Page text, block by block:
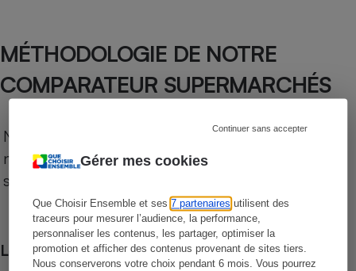
Gérer mes cookies
Que Choisir Ensemble et ses7 partenaires utilisent des
traceurs pour mesurer l’audience, la performance,
personnaliser les contenus, les partager, optimiser la
promotion et afficher des contenus provenant de sites tiers.
Nous conserverons votre choix pendant 6 mois. Vous pourrez
Continuer sans accepter
MÉTHODOLOGIE DE NOTRE
COMPARATEUR SUPERMARCHÉS
Notre comparateur de supermarchés propose le
niveau de prix des supermarchés, géolocalisés
sur le territoire français.
Les comparaisons de prix